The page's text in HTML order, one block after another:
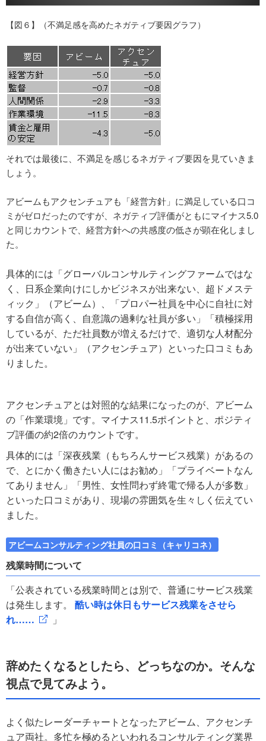
【図６】（不満足感を高めたネガティブ要因グラフ）
それでは最後に、不満足を感じるネガティブ要因を見ていきま
しょう。
アビームもアクセンチュアも「経営方針」に満足している口コ
ミがゼロだったのですが、ネガティブ評価がともにマイナス5.0
と同じカウントで、経営方針への共感度の低さが顕在化しまし
た。
具体的には「グローバルコンサルティングファームではな
く、日系企業向けにしかビジネスが出来ない、超ドメステ
ィック」（アビーム）、「プロパー社員を中心に自社に対
する自信が高く、自意識の過剰な社員が多い」「積極採用
しているが、ただ社員数が増えるだけで、適切な人材配分
が出来ていない」（アクセンチュア）といった口コミもあ
りました。
アクセンチュアとは対照的な結果になったのが、アビーム
の「作業環境」です。マイナス11.5ポイントと、ポジティ
ブ評価の約2倍のカウントです。
具体的には「深夜残業（もちろんサービス残業）があるの
で、とにかく働きたい人にはお勧め」「プライベートなん
てありません」「男性、女性問わず終電で帰る人が多数」
といった口コミがあり、現場の雰囲気を生々しく伝えてい
ました。
アビームコンサルティング社員の口コミ（キャリコネ）
残業時間について
「公表されている残業時間とは別で、普通にサービス残業
は発生します。
酷い時は休日もサービス残業をさせら
れ……
」
辞めたくなるとしたら、どっちなのか。そんな
視点で見てみよう。
よく似たレーダーチャートとなったアビーム、アクセンチ
ュア両社。多忙を極めるといわれるコンサルティング業界